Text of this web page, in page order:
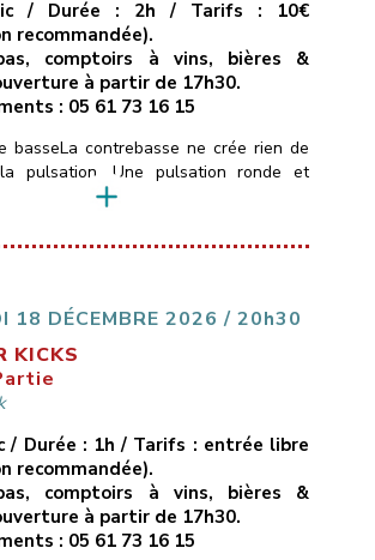
/ Durée : 2h / Tarifs : 10€
recommandée).
comptoirs à vins, bières &
à partir de 17h30.
: 05 61 73 16 15
basseLa contrebasse ne crée rien de
pulsation. Une pulsation ronde et
pulsation mélodique qui construit
donc à quelques contrebassistes
: Michel Itier, Simon
: Jéremy Morello
18 DÉCEMBRE 2026 / 20h30
KICKS
/ Durée : 1h / Tarifs : entrée libre
recommandée).
comptoirs à vins, bières &
à partir de 17h30.
: 05 61 73 16 15